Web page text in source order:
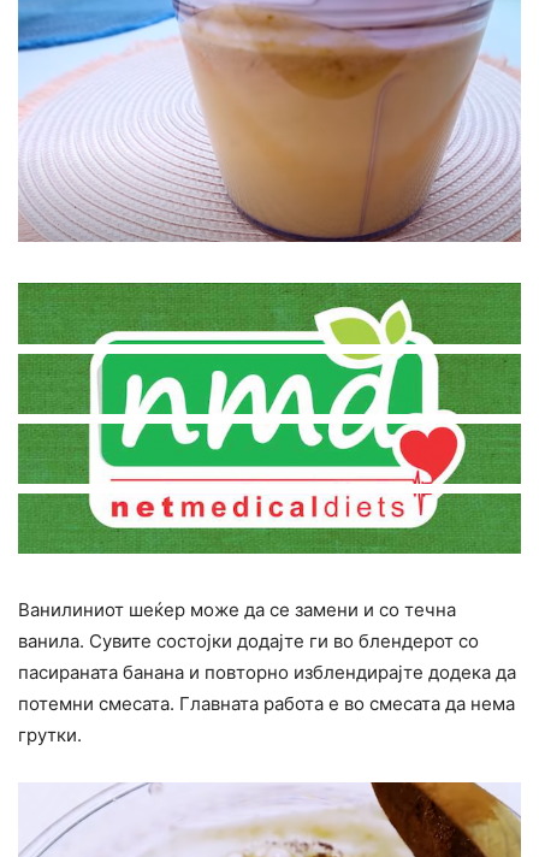
Ванилиниот шеќер може да се замени и со течна
ванила. Сувите состојки додајте ги во блендерот со
пасираната банана и повторно изблендирајте додека да
потемни смесата. Главната работа е во смесата да нема
грутки.